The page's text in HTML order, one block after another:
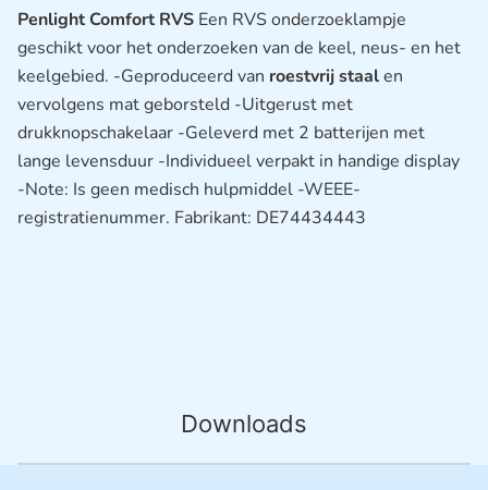
Downloads
Penlight Comfort RVS Een RVS onderzoeklampje
geschikt voor het onderzoeken van de keel, neus- en het
keelgebied. -Geproduceerd van roestvrij staalen
vervolgens mat geborsteld -Uitgerust met
drukknopschakelaar -Geleverd met 2 batterijen met
lange levensduur -Individueel verpakt in handige display
-Note: Is geen medisch hulpmiddel -WEEE-
registratienummer. Fabrikant: DE74434443